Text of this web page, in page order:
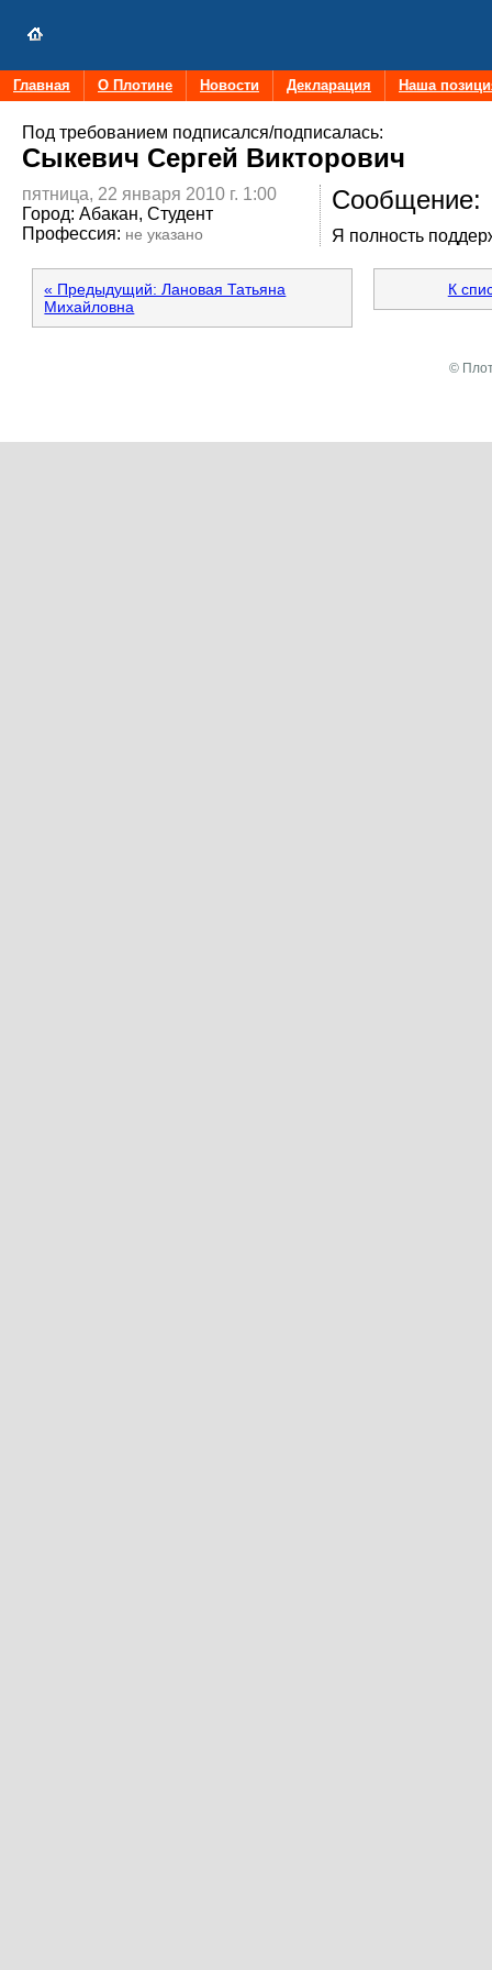
Главная О Плотине Новости Декларация Наша
Под требованием подписался/подписалась:
Сыкевич Сергей Викторович
Сообщение:
Я полность
пятница, 22 января 2010 г. 1:00
Город: Абакан, Студент
Профессия: не указано
« Предыдущий: Лановая Татьяна
Михайловна
К
©